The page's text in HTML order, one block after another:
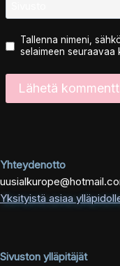
Tallenna nimeni,
selaimeen seuraavaa
Yhteydenotto
Yksityistä asiaa
Sivuston ylläpitäjät